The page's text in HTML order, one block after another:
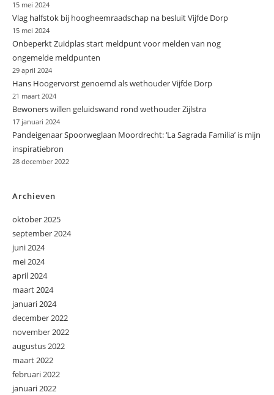
15 mei 2024
Vlag halfstok bij hoogheemraadschap na besluit Vijfde Dorp
15 mei 2024
Onbeperkt Zuidplas start meldpunt voor melden van nog
ongemelde meldpunten
29 april 2024
Hans Hoogervorst genoemd als wethouder Vijfde Dorp
21 maart 2024
Bewoners willen geluidswand rond wethouder Zijlstra
17 januari 2024
Pandeigenaar Spoorweglaan Moordrecht: ‘La Sagrada Familia’ is mijn
inspiratiebron
28 december 2022
Archieven
oktober 2025
september 2024
juni 2024
mei 2024
april 2024
maart 2024
januari 2024
december 2022
november 2022
augustus 2022
maart 2022
februari 2022
januari 2022